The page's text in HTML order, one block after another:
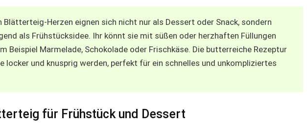
Blätterteig-Herzen eignen sich nicht nur als Dessert oder Snack, sondern
als Frühstücksidee. Ihr könnt sie mit süßen oder herzhaften Füllungen
Beispiel Marmelade, Schokolade oder Frischkäse. Die butterreiche Rezeptur
locker und knusprig werden, perfekt für ein schnelles und unkompliziertes
für Frühstück und Dessert